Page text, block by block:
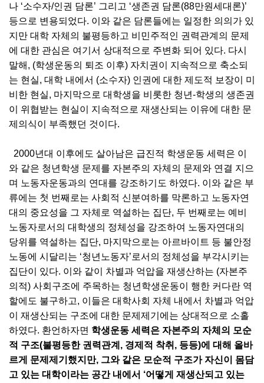
나 ‘소수자/인권 담론’ 그리고 ‘생존권 담론(88만원세대론)’
등으로 변용되었다. 이와 같은 담론들에는 일정한 의의가 있
지만 대학 자체의 불평등하고 비민주적인 권력관계의 문제
에 대한 관심은 여기서 상대적으로 주변화 되어 있다. 다시
말해, (학생운동의 퇴조 이후) 자치권이 지속적으로 축소되
는 현실, 대학 내에서 (소수자) 인권에 대한 제도적 보장이 미
비한 현실, 마지막으로 대학생을 비롯한 청년-학생의 생존권
이 위협받는 현실이 지속적으로 재생산되는 이유에 대한 문
제의식이 부족했던 것이다.
2000년대 이후에도 살아남은 급진적 학생운동 세력은 이
와 같은 청년학생 문제를 자본주의 자체의 문제와 연결 지으
며 노동자운동과의 연대를 강조하기도 하였다. 이와 같은 부
류에는 첫 번째로는 사회적 신분여하를 막론하고 노동자연
대의 중요성을 그 자체로 역설하는 집단, 두 번째로는 예비
노동자로서의 대학생의 정체성을 강조하여 노동자연대의
당위를 역설하는 집단, 마지막으로는 아르바이트 등 불안정
노동에 시달리는 ‘청년노동자’로서의 정체성을 부각시키는
집단이 있다. 이와 같이 차별과 억압을 재생산하는 (자본주
의적) 사회구조에 주목하는 청년학생운동이 행한 커다란 역
할에도 불구하고, 이들은 대학사회 자체 내에서 차별과 억압
이 재생산되는 구조에 대한 문제제기에는 상대적으로 소홀
하였다. 환언하자면 학생운동 세력은 자본주의 자체의 모순
적 구조(불평등한 권력관계, 경제적 착취, 등등)에 대해 올바
르게 문제제기했지만, 그와 같은 모순적 구조가 자신이 몸담
고 있는 대학이라는 공간 내에서 ‘어떻게 재생산되고 있는